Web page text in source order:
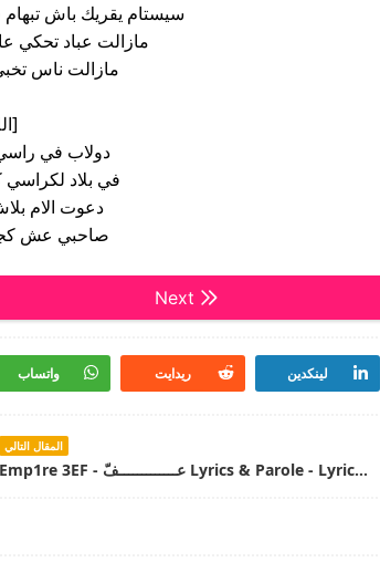
سيستام يقريك باش تبهام
مازالت عباد تحكي
مازالت ناس
دولاب في
في بلاد
دعوت الام
صاحبي عش
Next
واتساب ريدايت لينكدين
المقال التالي
Emp1re 3EF - عـــــــــــــفّ Lyrics & Parole - LyricsTN